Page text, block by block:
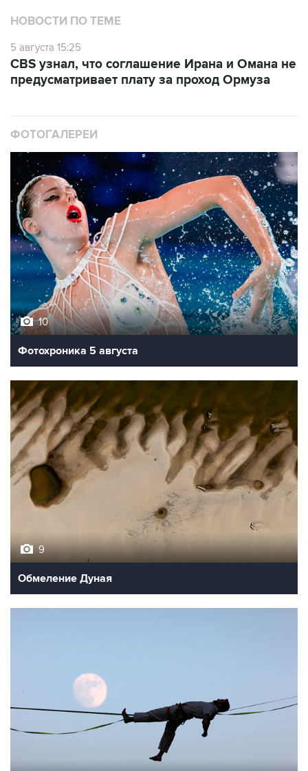
5 августа 15:25
предусматривает плату за проход Ормуза
10
Фотохроника 5 августа
Обмеление Дуная